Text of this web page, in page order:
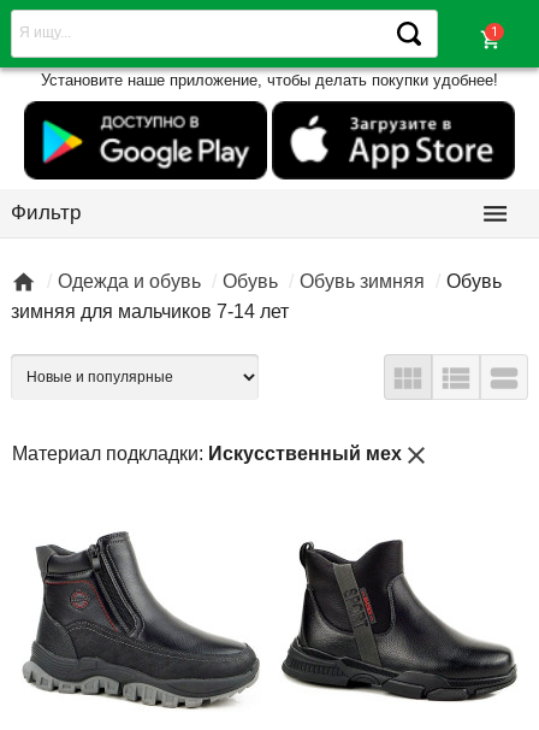
shopping_cart
Установите наше приложение, чтобы делать покупки удобнее!
Фильтр 
 Одежда и обувь Обувь Обувь зимняя
Обувь
зимняя для мальчиков 7-14 лет
  
Материал подкладки: Искусственный мех close